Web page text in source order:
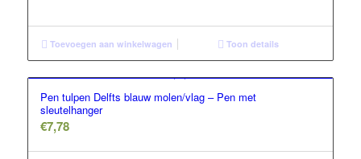
Toevoegen aan winkelwagen Toon details
Pen tulpen Delfts blauw molen/vlag – Pen met
sleutelhanger
€7,78